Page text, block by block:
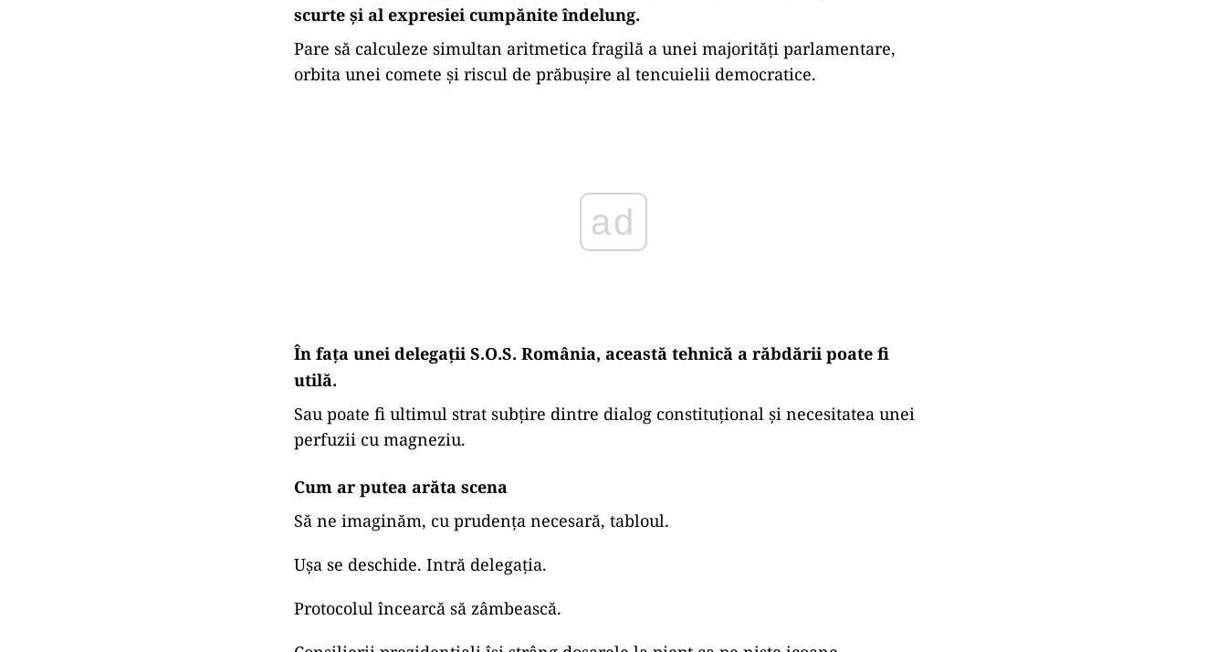
scurte și al expresiei cumpănite îndelung.
Pare să calculeze simultan aritmetica fragilă a unei majorități parlamentare,
orbita unei comete și riscul de prăbușire al tencuielii democratice.
ad
În fața unei delegații S.O.S. România, această tehnică a răbdării poate fi
utilă.
Sau poate fi ultimul strat subțire dintre dialog constituțional și necesitatea unei
perfuzii cu magneziu.
Cum ar putea arăta scena
Să ne imaginăm, cu prudența necesară, tabloul.
Ușa se deschide. Intră delegația.
Protocolul încearcă să zâmbească.